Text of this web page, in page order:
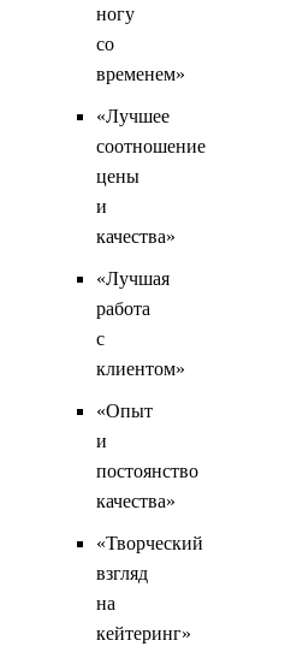
ногу
со
временем»
«Лучшее
соотношение
цены
и
качества»
«Лучшая
работа
с
клиентом»
«Опыт
и
постоянство
качества»
«Творческий
взгляд
на
кейтеринг»